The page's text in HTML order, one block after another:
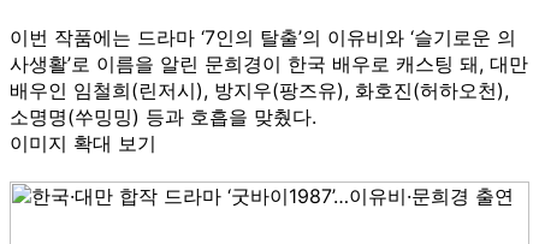
이번 작품에는 드라마 ‘7인의 탈출’의 이유비와 ‘슬기로운 의
사생활’로 이름을 알린 문희경이 한국 배우로 캐스팅 돼, 대만
배우인 임철희(린저시), 방지우(팡즈유), 화호진(허하오천),
소명명(쑤밍밍) 등과 호흡을 맞췄다.
이미지 확대 보기